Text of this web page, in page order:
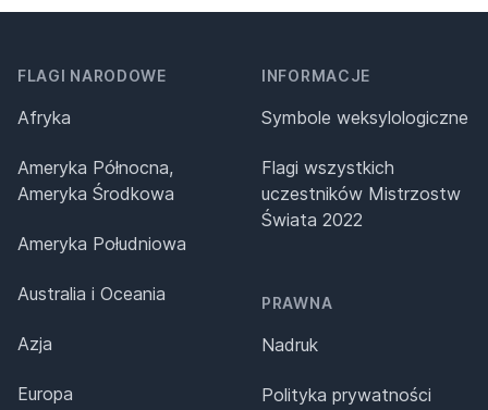
FLAGI NARODOWE
Afryka
Ameryka Północna,
Ameryka Środkowa
Ameryka Południowa
Australia i Oceania
Azja
Europa
INFORMACJE
Symbole weksylologiczne
Flagi wszystkich
uczestników Mistrzostw
Świata 2022
PRAWNA
Nadruk
Polityka prywatności